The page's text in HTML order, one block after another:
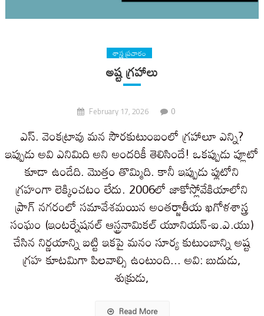
శాస్త్ర ప్రచారం
అష్ట గ్రహాలు
February 17, 2026 0
ఎస్. వెంకట్రావు మన సౌరకుటుంబంలో గ్రహాలూ ఎన్ని?
ఇప్పుడు అవి ఎనిమిది అని అందరికీ తెలిసిందే! ఒకప్పుడు ప్లూటో
కూడా ఉండేది. మొత్తం తొమ్మిది. కానీ ఇప్పుడు ప్లుటోని
గ్రహంగా లెక్కించటం లేదు. 2006లో జాకోస్లోవేకియాలోని
ప్రాగ్ నగరంలో సమావేశమయిన అంతర్జాతీయ ఖగోళశాస్త్ర
సంఘం (ఇంటర్నేషనల్ ఆస్ట్రనామికల్ యూనియన్-ఐ.ఎ.యు)
చేసిన నిర్ణయాన్ని బట్టి ఇకపై మనం సూర్య కుటుంబాన్ని అష్ట
గ్రహ కూటమిగా పిలవాల్సి ఉంటుంది... అవి: బుదుడు,
శుక్రుడు,
Read More